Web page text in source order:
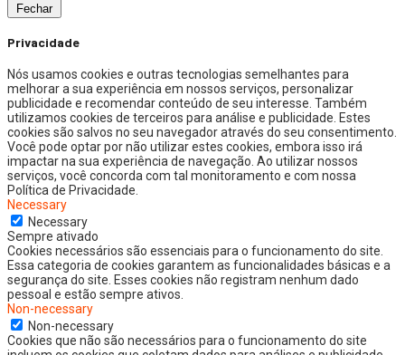
Fechar
Privacidade
Nós usamos cookies e outras tecnologias semelhantes para
melhorar a sua experiência em nossos serviços, personalizar
publicidade e recomendar conteúdo de seu interesse. Também
utilizamos cookies de terceiros para análise e publicidade. Estes
cookies são salvos no seu navegador através do seu consentimento.
Você pode optar por não utilizar estes cookies, embora isso irá
impactar na sua experiência de navegação. Ao utilizar nossos
serviços, você concorda com tal monitoramento e com nossa
Política de Privacidade.
Necessary
Necessary
Sempre ativado
Cookies necessários são essenciais para o funcionamento do site.
Essa categoria de cookies garantem as funcionalidades básicas e a
segurança do site. Esses cookies não registram nenhum dado
pessoal e estão sempre ativos.
Non-necessary
Non-necessary
Cookies que não são necessários para o funcionamento do site